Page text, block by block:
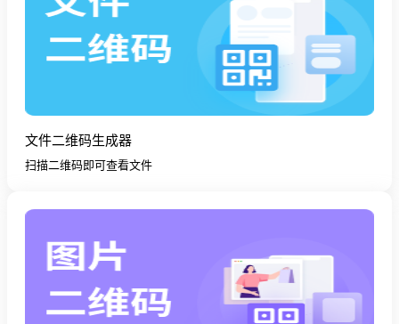
文件二维码生成器
扫描二维码即可查看文件